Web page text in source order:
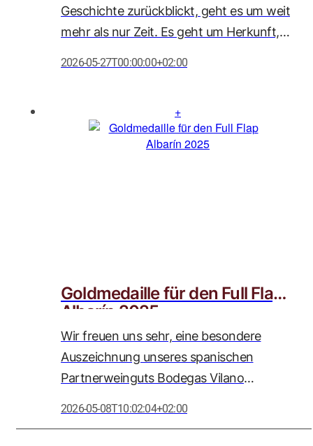
Geschichte zurückblickt, geht es um weit
mehr als nur Zeit. Es geht um Herkunft,
(gegründet 1926) – ein Meilenstein, den
wir als Weinstrasse Adolph GmbH mit
2026-05-27T00:00:00+02:00
Goldmedaille für den Full Flap
Albarín 2025
Wir freuen uns sehr, eine besondere
Auszeichnung unseres spanischen
Partnerweinguts Bodegas Vilano
2026-05-08T10:02:04+02:00